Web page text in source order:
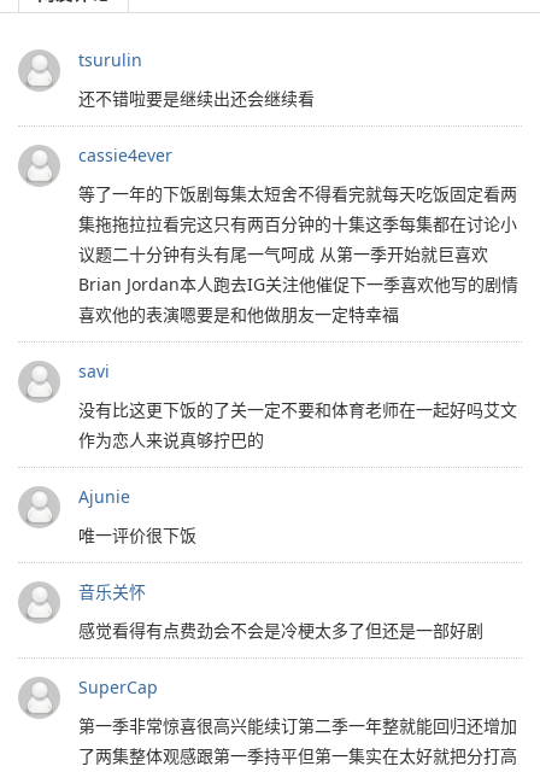
tsurulin
还不错啦要是继续出还会继续看
cassie4ever
等了一年的下饭剧每集太短舍不得看完就每天吃饭固定看两
集拖拖拉拉看完这只有两百分钟的十集这季每集都在讨论小
议题二十分钟有头有尾一气呵成 从第一季开始就巨喜欢
Brian Jordan本人跑去IG关注他催促下一季喜欢他写的剧情
喜欢他的表演嗯要是和他做朋友一定特幸福
savi
没有比这更下饭的了关一定不要和体育老师在一起好吗艾文
作为恋人来说真够拧巴的
Ajunie
唯一评价很下饭
音乐关怀
感觉看得有点费劲会不会是冷梗太多了但还是一部好剧
SuperCap
第一季非常惊喜很高兴能续订第二季一年整就能回归还增加
了两集整体观感跟第一季持平但第一集实在太好就把分打高